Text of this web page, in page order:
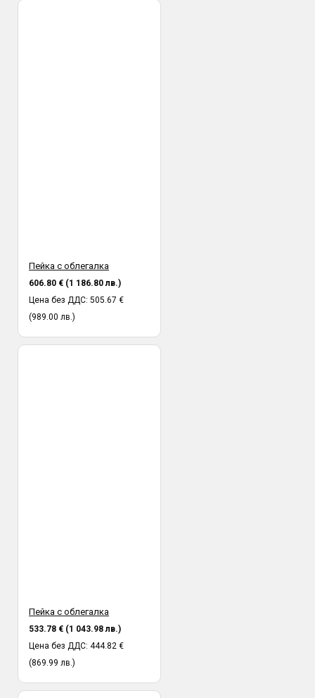
Пейка с облегалка
606.80 € (1 186.80 лв.)
Цена без ДДС: 505.67 €
(989.00 лв.)
Пейка с облегалка
533.78 € (1 043.98 лв.)
Цена без ДДС: 444.82 €
(869.99 лв.)